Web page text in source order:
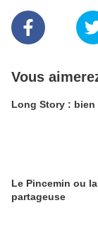
Vous
Long Story : bien
Le Pincemin ou
partageuse